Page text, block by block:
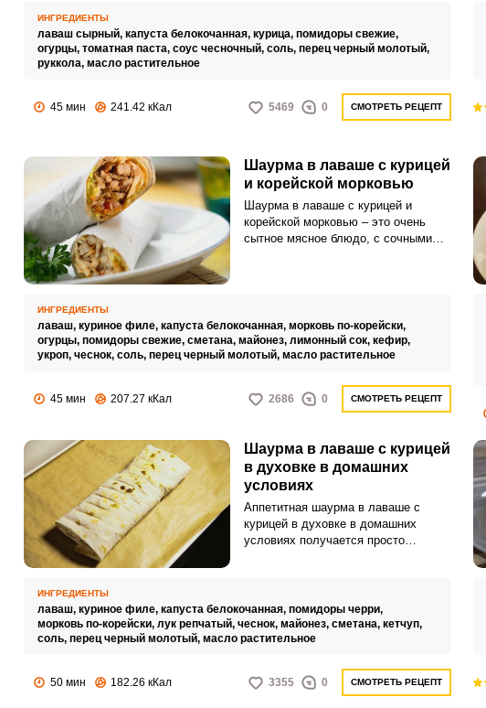
ИНГРЕДИЕНТЫ
лаваш сырный, капуста белокочанная, курица, помидоры свежие,
огурцы, томатная паста, соус чесночный, соль, перец черный молотый,
руккола, масло растительное
45 мин 241.42 кКал 5469 0 СМОТРЕТЬ РЕЦЕПТ
Шаурма в лаваше с курицей
и корейской морковью
Шаурма в лаваше с курицей и
корейской морковью – это очень
сытное мясное блюдо, с сочными
ИНГРЕДИЕНТЫ
лаваш, куриное филе, капуста белокочанная, морковь по-корейски,
огурцы, помидоры свежие, сметана, майонез, лимонный сок, кефир,
укроп, чеснок, соль, перец черный молотый, масло растительное
45 мин 207.27 кКал 2686 0 СМОТРЕТЬ РЕЦЕПТ
Шаурма в лаваше с курицей
в духовке в домашних
условиях
Аппетитная шаурма в лаваше с
курицей в духовке в домашних
условиях получается просто
пряного чеснока.
ИНГРЕДИЕНТЫ
лаваш, куриное филе, капуста белокочанная, помидоры черри,
морковь по-корейски, лук репчатый, чеснок, майонез, сметана, кетчуп,
соль, перец черный молотый, масло растительное
50 мин 182.26 кКал 3355 0 СМОТРЕТЬ РЕЦЕПТ